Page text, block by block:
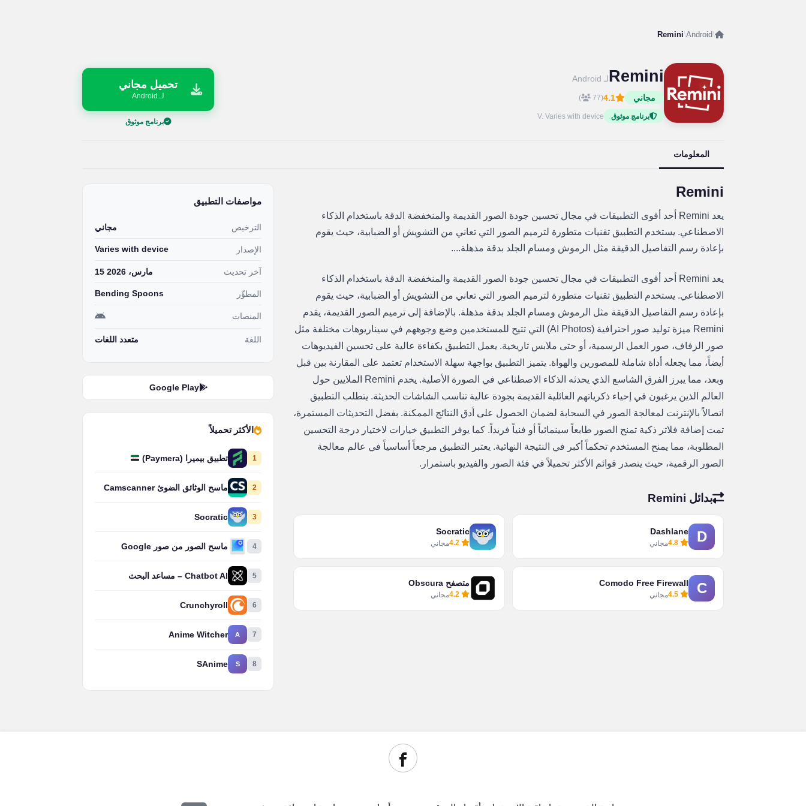
/
Android
/
Remini
Reminiلـ Android
مجاني
4.1
(77
)
برنامج موثوق V. Varies with device
تحميل مجاني
لـ Android
برنامج موثوق
المعلومات
Remini
يعد Remini أحد أقوى التطبيقات في مجال تحسين جودة الصور القديمة والمنخفضة الدقة باستخدام الذكاء
الاصطناعي. يستخدم التطبيق تقنيات متطورة لترميم الصور التي تعاني من التشويش أو الضبابية، حيث يقوم
بإعادة رسم التفاصيل الدقيقة مثل الرموش ومسام الجلد بدقة مذهلة....
يعد Remini أحد أقوى التطبيقات في مجال تحسين جودة الصور القديمة والمنخفضة الدقة باستخدام الذكاء
الاصطناعي. يستخدم التطبيق تقنيات متطورة لترميم الصور التي تعاني من التشويش أو الضبابية، حيث يقوم
بإعادة رسم التفاصيل الدقيقة مثل الرموش ومسام الجلد بدقة مذهلة. بالإضافة إلى ترميم الصور القديمة، يقدم
Remini ميزة توليد صور احترافية (AI Photos) التي تتيح للمستخدمين وضع وجوههم في سيناريوهات مختلفة مثل
صور الزفاف، صور العمل الرسمية، أو حتى ملابس تاريخية. يعمل التطبيق بكفاءة عالية على تحسين الفيديوهات
أيضاً، مما يجعله أداة شاملة للمصورين والهواة. يتميز التطبيق بواجهة سهلة الاستخدام تعتمد على المقارنة بين قبل
وبعد، مما يبرز الفرق الشاسع الذي يحدثه الذكاء الاصطناعي في الصورة الأصلية. يخدم Remini الملايين حول
العالم الذين يرغبون في إحياء ذكرياتهم العائلية القديمة بجودة عالية تناسب الشاشات الحديثة. يتطلب التطبيق
اتصالاً بالإنترنت لمعالجة الصور في السحابة لضمان الحصول على أدق النتائج الممكنة. بفضل التحديثات المستمرة،
تمت إضافة فلاتر ذكية تمنح الصور طابعاً سينمائياً أو فنياً فريداً. كما يوفر التطبيق خيارات لاختيار درجة التحسين
المطلوبة، مما يمنح المستخدم تحكماً أكبر في النتيجة النهائية. يعتبر التطبيق مرجعاً أساسياً في عالم معالجة
الصور الرقمية، حيث يتصدر قوائم الأكثر تحميلاً في فئة الصور والفيديو باستمرار.
بدائل Remini
D
Dashlane
مجاني
Socratic
مجاني
C
Comodo Free Firewall
مجاني
متصفح Obscura
مجاني
مواصفات التطبيق
الترخيص مجاني
الإصدار Varies with device
آخر تحديث 15 مارس، 2026
المطوِّر Bending Spoons
المنصات
اللغة متعدد اللغات
Google Play
الأكثر تحميلاً
1 تطبيق بيميرا (Paymera)
2 ماسح الوثائق الضوئ Camscanner
3
Socratic
4 ماسح الصور من صور Google
5 Chatbot AI – مساعد البحث
6
Crunchyroll
7
A
Anime Witcher
8
S
SAnime